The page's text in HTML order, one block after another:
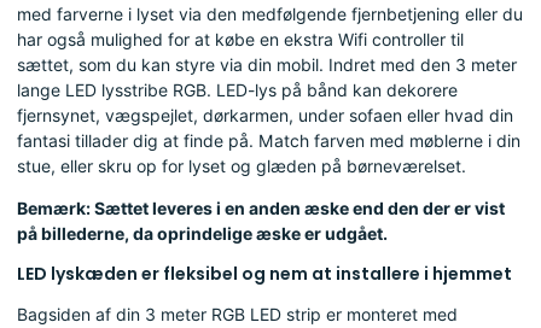
med farverne i lyset via den medfølgende fjernbetjening eller du
har også mulighed for at købe en ekstra Wifi controller til
sættet, som du kan styre via din mobil. Indret med den 3 meter
lange LED lysstribe RGB. LED-lys på bånd kan dekorere
fjernsynet, vægspejlet, dørkarmen, under sofaen eller hvad din
fantasi tillader dig at finde på. Match farven med møblerne i din
stue, eller skru op for lyset og glæden på børneværelset.
Bemærk: Sættet leveres i en anden æske end den der er vist
på billederne, da oprindelige æske er udgået.
LED lyskæden er fleksibel og nem at installere i hjemmet
Bagsiden af din 3 meter RGB LED strip er monteret med